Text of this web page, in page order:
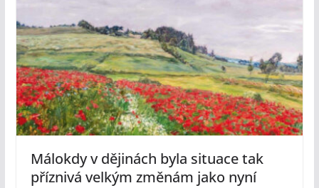
Málokdy v dějinách byla situace tak
příznivá velkým změnám jako nyní